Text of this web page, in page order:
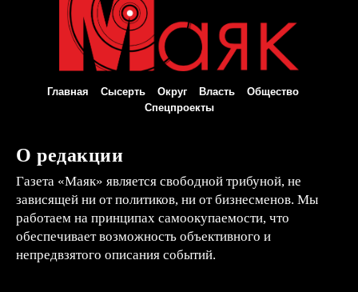
Главная Сысерть Округ Власть
Общество
Спецпроекты
О редакции
Газета «Маяк» является свободной трибуной, не
зависящей ни от политиков, ни от бизнесменов. Мы
работаем на принципах самоокупаемости, что
обеспечивает возможность объективного и
непредвзятого описания событий.